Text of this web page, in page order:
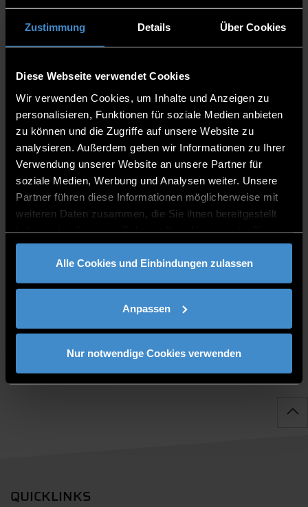
Zustimmung Details Über Cookies
Diese Webseite verwendet Cookies
Wir verwenden Cookies, um Inhalte und Anzeigen zu
personalisieren, Funktionen für soziale Medien anbieten
zu können und die Zugriffe auf unsere Website zu
analysieren. Außerdem geben wir Informationen zu Ihrer
Verwendung unserer Website an unsere Partner für
soziale Medien, Werbung und Analysen weiter. Unsere
Partner führen diese Informationen möglicherweise mit
weiteren Daten zusammen, die Sie ihnen bereitgestellt
gesammelt haben.
Alle Cookies und Einbindungen zulassen
Anpassen
Nur notwendige Cookies verwenden
Fakultät Angewandte Gesundheitswissenschaften
Professorinnen und Professoren
Professor
Studiengangsleiter MGSR Management
Gesundheits-, Sozial- und Rettungswesen
Startup Lab (Veilchengasse 2) - 2.004
0991/3615-593
PUBLIKATIONEN
QUICKLINKS